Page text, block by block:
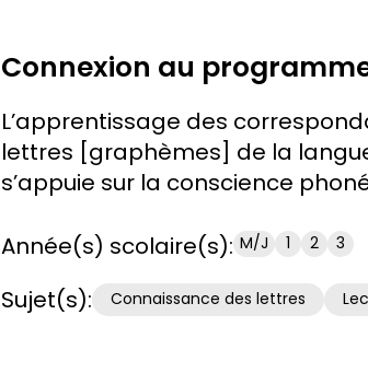
Connexion au
L’apprentissage des
lettres [graphèmes] de la
s’appuie sur la conscience
Année(s) scolaire(s): M/J 1 2 3
Sujet(s): Connaissance des lettres